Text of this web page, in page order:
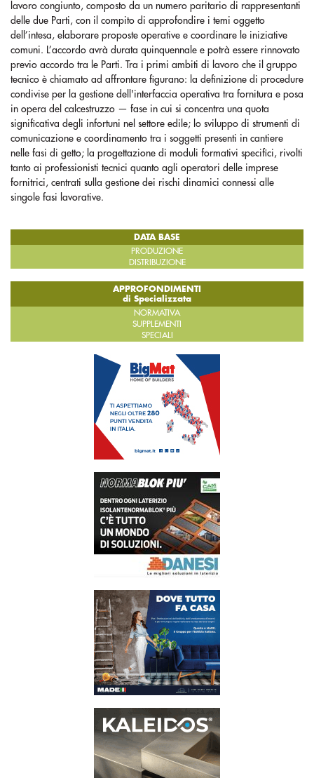
lavoro congiunto, composto da un numero paritario di rappresentanti
delle due Parti, con il compito di approfondire i temi oggetto
dell’intesa, elaborare proposte operative e coordinare le iniziative
comuni. L’accordo avrà durata quinquennale e potrà essere rinnovato
previo accordo tra le Parti. Tra i primi ambiti di lavoro che il gruppo
tecnico è chiamato ad affrontare figurano: la definizione di procedure
condivise per la gestione dell'interfaccia operativa tra fornitura e posa
in opera del calcestruzzo — fase in cui si concentra una quota
significativa degli infortuni nel settore edile; lo sviluppo di strumenti di
comunicazione e coordinamento tra i soggetti presenti in cantiere
nelle fasi di getto; la progettazione di moduli formativi specifici, rivolti
tanto ai professionisti tecnici quanto agli operatori delle imprese
fornitrici, centrati sulla gestione dei rischi dinamici connessi alle
singole fasi lavorative.
DATA BASE
PRODUZIONE
DISTRIBUZIONE
APPROFONDIMENTI
di Specializzata
NORMATIVA
SUPPLEMENTI
SPECIALI